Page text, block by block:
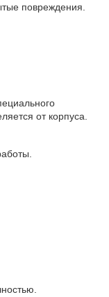
повреждения.
от корпуса.